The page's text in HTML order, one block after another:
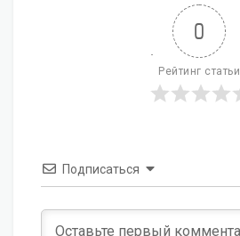
0
Рейтинг статьи
Подписаться